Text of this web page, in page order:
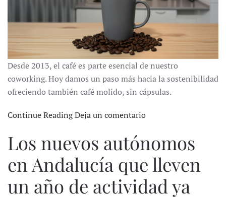
Desde 2013, el café es parte esencial de nuestro
coworking. Hoy damos un paso más hacia la sostenibilidad
ofreciendo también café molido, sin cápsulas.
Continue ReadingDeja un comentario
Los nuevos autónomos
en Andalucía que lleven
un año de actividad ya